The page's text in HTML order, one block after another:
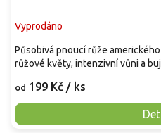
Vyprodáno
od 199 Kč / ks
Působivá pnoucí růže
růžové květy, intenzivní vůni a